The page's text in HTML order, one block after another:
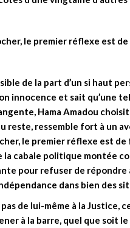
le premier réflexe est
de la part d’un si haut
innocence et sait qu’une
Hama Amadou
reste, ressemble fort à un
le premier réflexe est de
la cabale politique montée
pour refuser de répondre
dans bien des
de lui-même à la Justice,
à la barre, quel que soit